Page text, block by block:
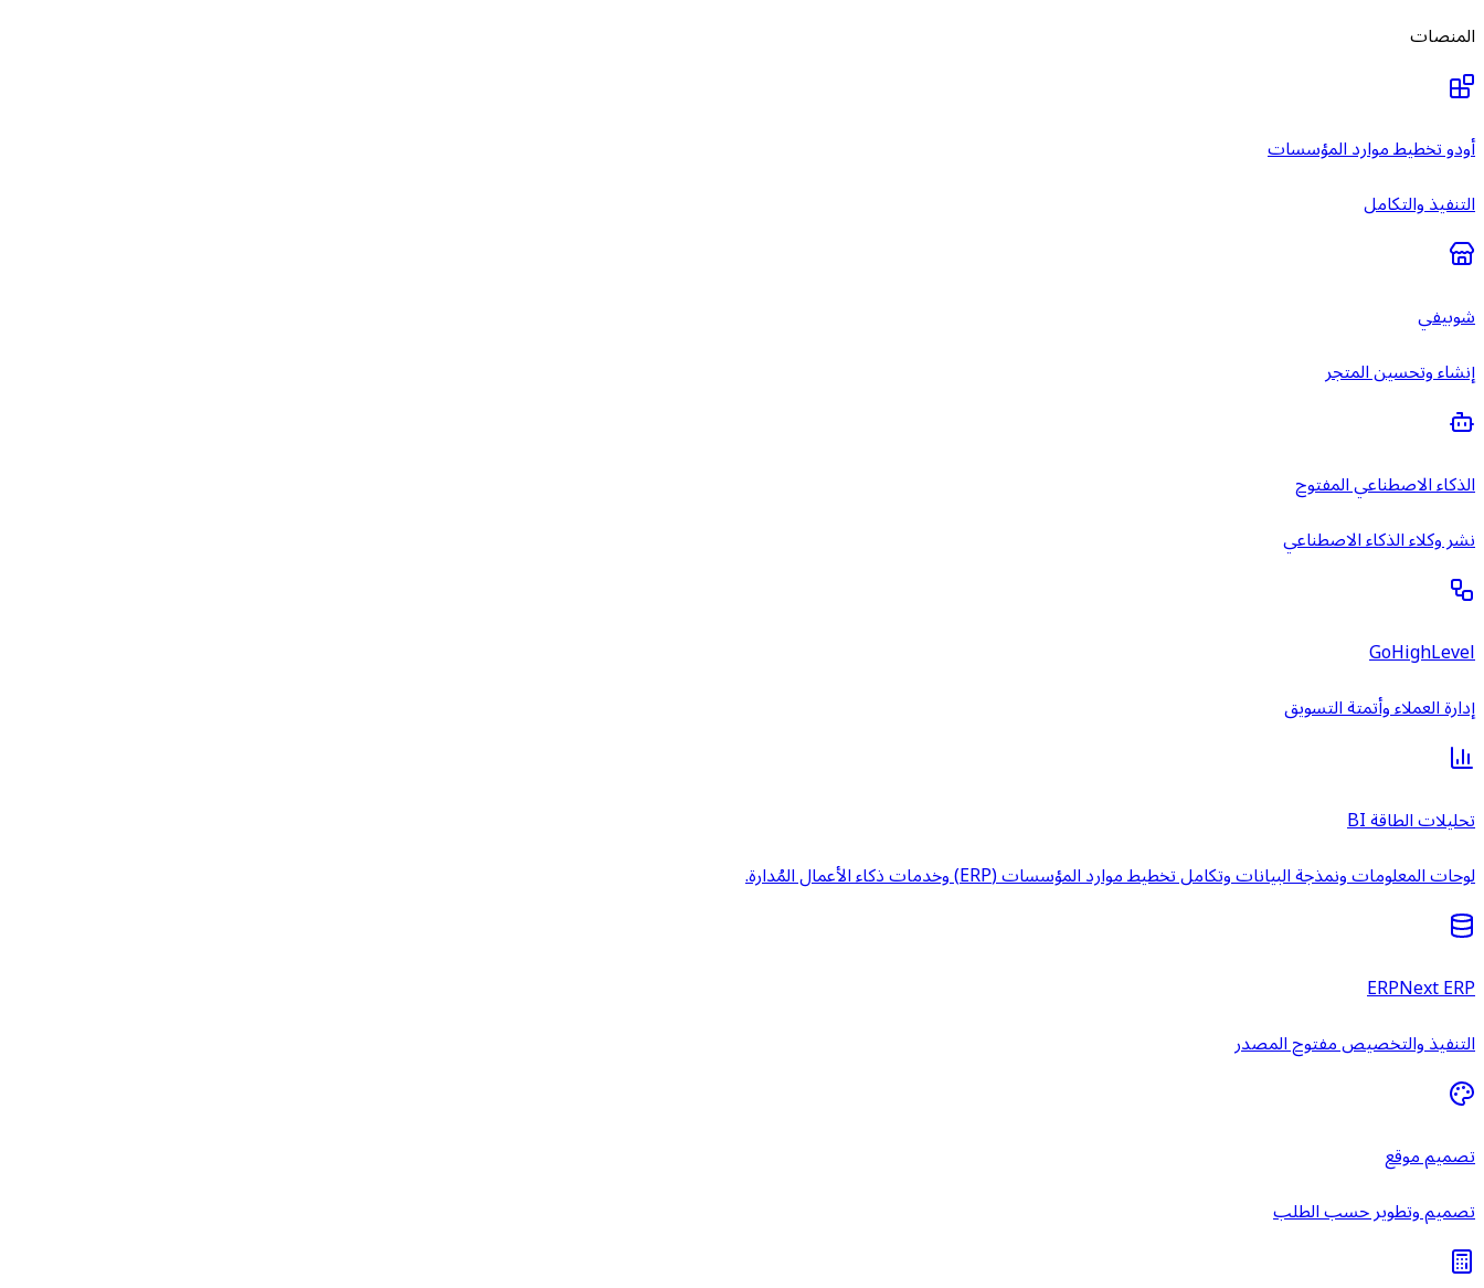
المنصات
أودو تخطيط موارد المؤسسات
التنفيذ والتكامل
شوبيفي
إنشاء وتحسين المتجر
الذكاء الاصطناعي المفتوح
نشر وكلاء الذكاء الاصطناعي
GoHighLevel
إدارة العملاء وأتمتة التسويق
تحليلات الطاقة BI
لوحات المعلومات ونمذجة البيانات وتكامل تخطيط موارد المؤسسات (ERP) وخدمات ذكاء الأعمال المُدارة.
ERPNext ERP
التنفيذ والتخصيص مفتوح المصدر
تصميم موقع
تصميم وتطوير حسب الطلب